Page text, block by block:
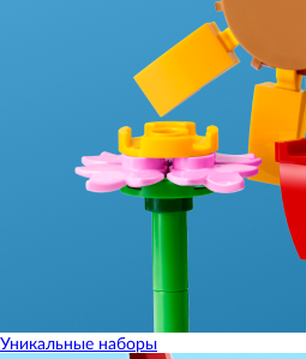
Уникальные наборы